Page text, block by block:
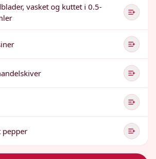
vasket og kuttet i 0.5-
pepper